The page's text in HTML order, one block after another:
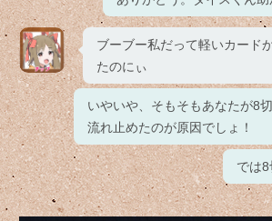
ブーブー私だって軽いカード
たのにぃ
いやいや、そもそもあなたが8
流れ止めたのが原因でしょ！
では